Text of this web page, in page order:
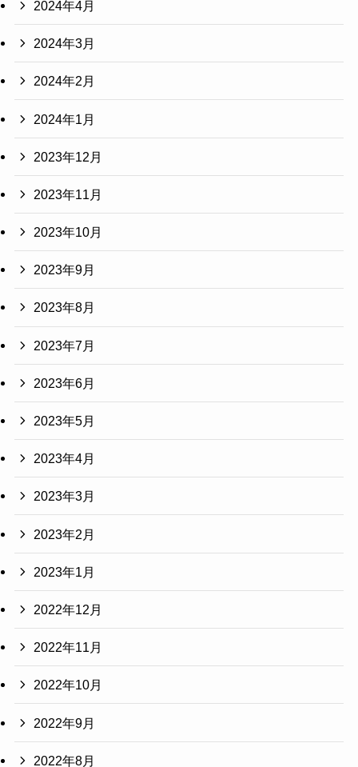
2024年4月
2024年3月
2024年2月
2024年1月
2023年12月
2023年11月
2023年10月
2023年9月
2023年8月
2023年7月
2023年6月
2023年5月
2023年4月
2023年3月
2023年2月
2023年1月
2022年12月
2022年11月
2022年10月
2022年9月
2022年8月